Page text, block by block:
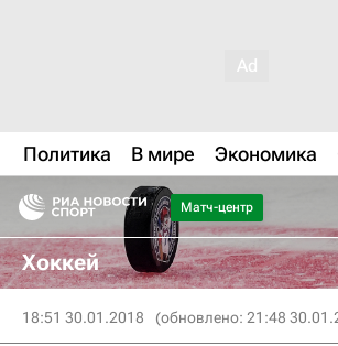
Политика В мире Экономика
Матч-центр
Хоккей
18:51 30.01.2018 (обновлено: 21:48